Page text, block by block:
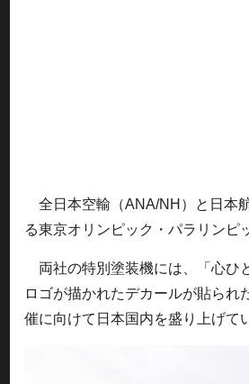
全日本空輸（ANA/NH）と日本
る東京オリンピック・パラリンピ
両社の特別塗装機には、「心ひ
ロゴが描かれたデカールが貼られ
催に向けて日本国内を盛り上げて